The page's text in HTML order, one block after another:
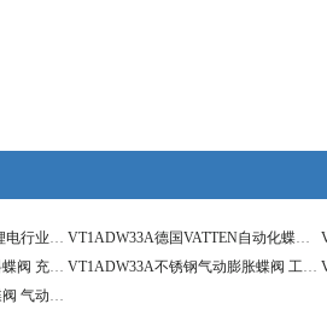
VT1ADW33A充气耐磨蝶阀 锂电行业专用蝶阀 VT1ADW33A德国VATTEN自动化蝶阀系列 气动膨胀蝶阀
VT1ADW33A气开式耐磨物料蝶阀 充气式膨胀对夹蝶阀 VT1ADW33A不锈钢气动膨胀蝶阀 工业无聊输送蝶阀
VT1ADW33A气动泥浆对夹蝶阀 气动耐磨膨胀蝶阀